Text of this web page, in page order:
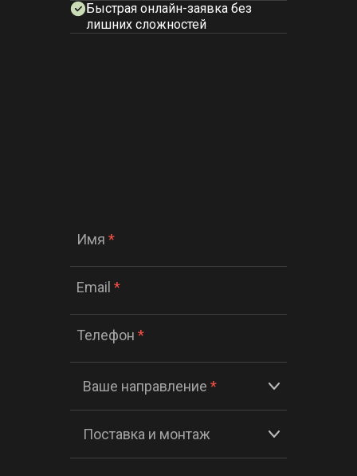
Имя *
Email *
Телефон *
Ваше направление *
Поставка и монтаж
Быстрая онлайн-заявка без
лишних сложностей